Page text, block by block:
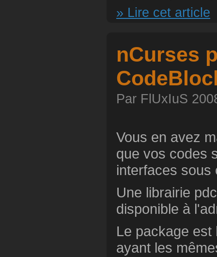
» Lire cet article
nCurses
Par FlUxIuS
Vous en avez
que vos codes
interfaces sous
Une librairie
disponible à
Le package
ayant les